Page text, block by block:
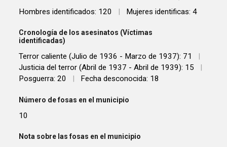
Hombres identificados: 120 | Mujeres identificas: 4
Cronología de los asesinatos (Víctimas
identificadas)
Terror caliente (Julio de 1936 - Marzo de 1937): 71
Justicia del terror (Abril de 1937 - Abril de 1939): 15
Posguerra: 20
Fecha desconocida: 18
Número de fosas en el municipio
10
Nota sobre las fosas en el municipio